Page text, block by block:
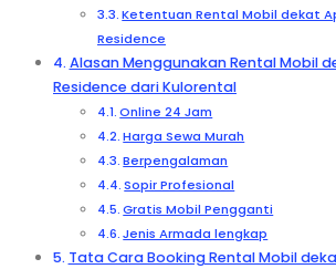
Ketentuan Rental Mobil dekat
Residence
Alasan Menggunakan Rental Mobil
Residence dari Kulorental
Online 24 Jam
Harga Sewa Murah
Berpengalaman
Sopir Profesional
Gratis Mobil Pengganti
Jenis Armada lengkap
Tata Cara Booking Rental Mobil